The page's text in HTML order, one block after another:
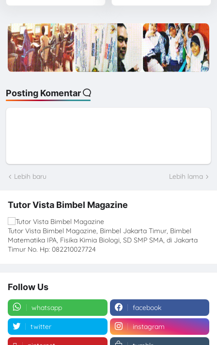
Posting Komentar
Lebih baru Lebih lama
Tutor Vista Bimbel Magazine
Tutor Vista Bimbel Magazine, Bimbel Jakarta Timur, Bimbel
Matematika IPA, Fisika Kimia Biologi, SD SMP SMA, di Jakarta
Timur No. Hp: 082210027724
Follow Us
whatsapp facebook
twitter instagram